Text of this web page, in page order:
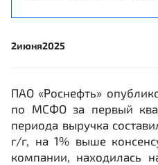
2июня2025
ПАО «Роснефть»
по МСФО за первый
периода выручка
г/г, на 1% выше
компании, находилась